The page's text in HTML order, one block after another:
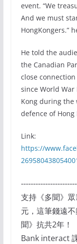
event. “We
And we must
HongKongers.”
He told the
the Canadian
close
since World
Kong during the
defence of Hong
Link:
https://
支持《多聞》
元，這筆錢遠
聞》抗共2年！
Bank interact